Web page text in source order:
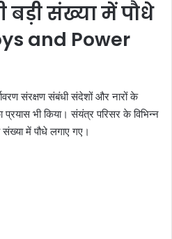
बड़ी संख्या में पौधे
and Power
संरक्षण संबंधी संदेशों और नारों के
भी किया। संयंत्र परिसर के विभिन्न
संख्या में पौधे लगाए गए।